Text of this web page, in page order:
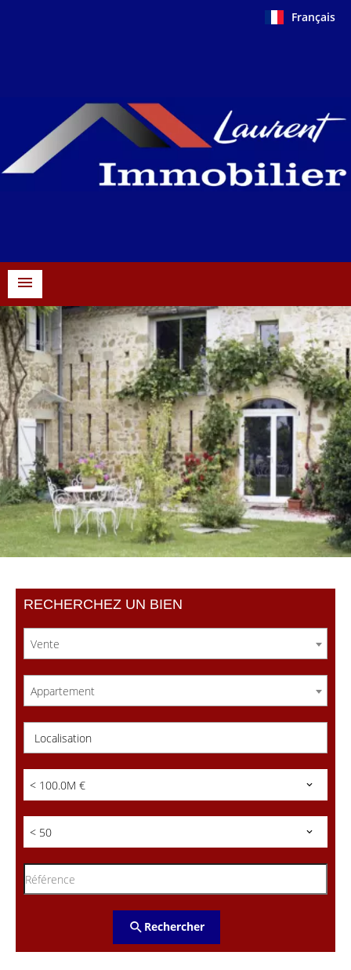
Français
RECHERCHEZ UN BIEN
Vente
Appartement
Localisation
< 100.0M €
< 50
Rechercher